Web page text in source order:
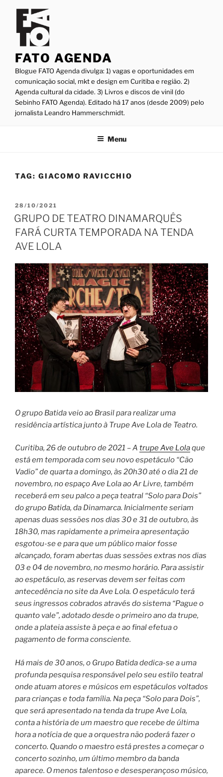
conteúdo
FATO AGENDA
Blogue FATO Agenda divulga: 1) vagas e oportunidades em
comunicação social, mkt e design em Curitiba e região. 2)
Agenda cultural da cidade. 3) Livros e discos de vinil (do
Sebinho FATO Agenda). Editado há 17 anos (desde 2009) pelo
jornalista Leandro Hammerschmidt.
Menu
TAG: GIACOMO RAVICCHIO
PUBLICADO
EM
28/10/2021
GRUPO DE TEATRO DINAMARQUÊS
FARÁ CURTA TEMPORADA NA TENDA
AVE LOLA
O grupo Batida veio ao Brasil para realizar uma
residência artística junto à Trupe Ave Lola de Teatro.
Curitiba, 26 de outubro de 2021 – A trupe Ave Lolaque
está em temporada com seu novo espetáculo “Cão
Vadio” de quarta a domingo, às 20h30 até o dia 21 de
novembro, no espaço Ave Lola ao Ar Livre, também
receberá em seu palco a peça teatral “Solo para Dois”
do grupo Batida, da Dinamarca. Inicialmente seriam
apenas duas sessões nos dias 30 e 31 de outubro, às
18h30, mas rapidamente a primeira apresentação
esgotou-se e para que um público maior fosse
alcançado, foram abertas duas sessões extras nos dias
03 e 04 de novembro, no mesmo horário. Para assistir
ao espetáculo, as reservas devem ser feitas com
antecedência no site da Ave Lola. O espetáculo terá
seus ingressos cobrados através do sistema “Pague o
quanto vale”, adotado desde o primeiro ano da trupe,
onde a plateia assiste à peça e ao final efetua o
pagamento de forma consciente.
Há mais de 30 anos, o Grupo Batida dedica-se a uma
profunda pesquisa responsável pelo seu estilo teatral
onde atuam atores e músicos em espetáculos voltados
para crianças e toda família. Na peça “Solo para Dois”,
que será apresentado na tenda da trupe Ave Lola,
conta a história de um maestro que recebe de última
hora a notícia de que a orquestra não poderá fazer o
concerto. Quando o maestro está prestes a começar o
concerto sozinho, um último membro da banda
aparece. O menos talentoso e desesperançoso músico,